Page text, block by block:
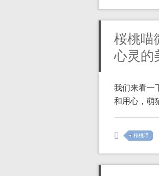
桜桃喵
心灵的
我们来看一
和用心，萌
桜桃喵